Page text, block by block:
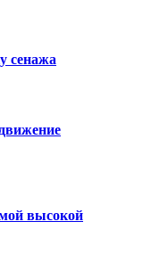
сенажа
высокой